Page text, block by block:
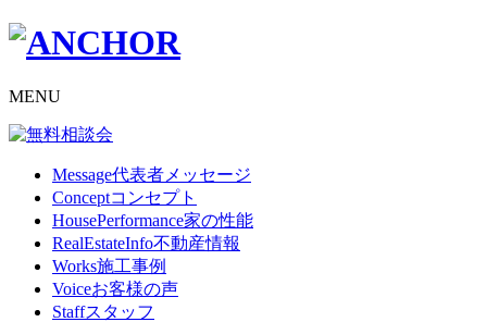
MENU
Message代表者メッセージ
Conceptコンセプト
HousePerformance家の性能
RealEstateInfo不動産情報
Works施工事例
Voiceお客様の声
Staffスタッフ